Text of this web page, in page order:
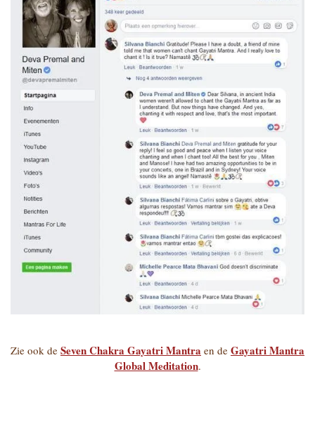
Zie ook de Seven Chakra Gayatri Mantra en de Gayatri Mantra
Global Meditation.